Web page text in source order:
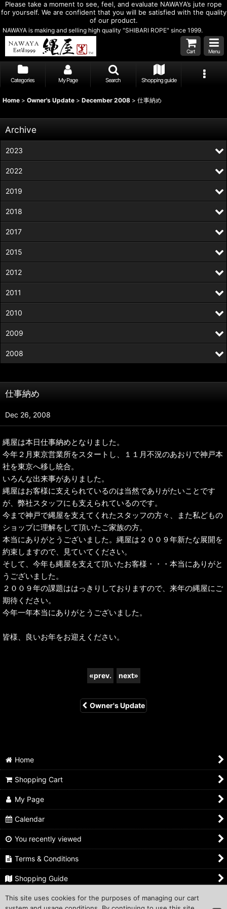
Please take a moment to see, feel, and evaluate NAWAYA’s jute rope
for yourself. We are confident that you will be satisfied with the quality
of our product.
NAWAYA is making and selling high quality "SHIBARI ROPE" since 1999.
Cart Menu
Categories My Page Search Shopping guide
Home > Owner's Update > December 2008 > 仕事納め
仕事納め
Dec 26, 2008
縄屋は本日仕事納めとなりました。
今年２月東京営業所をスタートし、１１月不況のあおりで神戸本
社を東京へ移し統合。
いろんな出来事がありました。
縄屋はお客様に支えられているのは当然でありがたいことです
が、弊社スタッフにも支えられているのです。
今まで神戸で縄屋を支えてくれたスタッフの方々、また私どもの
ショップに理解をして頂いたご家族の方。
本当にありがとうございました。縄屋は２００９年新たな展開を
約束しますので、見ていてください。
そして、今年も縄屋を支えて頂いたお客様・・・本当にありがと
うございました。
２００９年の課題ははっきりしておりますので、来年の縄屋にご
期待ください。
今年一年本当にありがとうございました。
皆様、良いお年をお迎えください。
«prev. next»
Owner's Update
Archive
2023
2022
2019
2018
2017
2015
2012
2011
2010
2009
2008
Home
Shopping Cart
My Page
Calendar
You recently viewed
Terms & Conditions
Shopping Guide
Inquiry
This site uses cookies for the purposes of managing our cart